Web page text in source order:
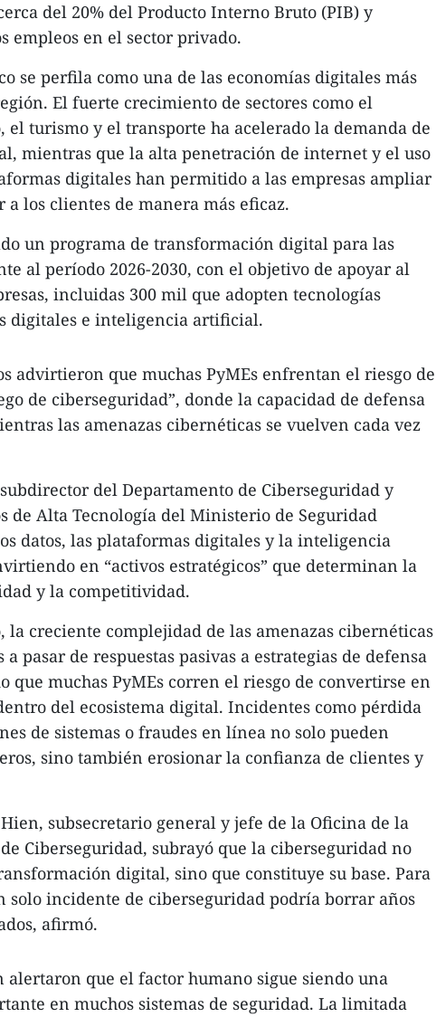
del 20% del Producto Interno Bruto (PIB) y
empleos en el sector privado.​
se perfila como una de las economías digitales más
El fuerte crecimiento de sectores como el
el turismo y el transporte ha acelerado la demanda de
mientras que la alta penetración de internet y el uso
digitales han permitido a las empresas ampliar
a los clientes de manera más eficaz.​
un programa de transformación digital para las
al período 2026-2030, con el objetivo de apoyar al
incluidas 300 mil que adopten tecnologías
digitales e inteligencia artificial.​
advirtieron que muchas PyMEs enfrentan el riesgo de
de ciberseguridad”, donde la capacidad de defensa
las amenazas cibernéticas se vuelven cada vez
del Departamento de Ciberseguridad y
de Alta Tecnología del Ministerio de Seguridad
datos, las plataformas digitales y la inteligencia
en “activos estratégicos” que determinan la
y la competitividad.​
la creciente complejidad de las amenazas cibernéticas
a pasar de respuestas pasivas a estrategias de defensa
que muchas PyMEs corren el riesgo de convertirse en
del ecosistema digital. Incidentes como pérdida
de sistemas o fraudes en línea no solo pueden
sino también erosionar la confianza de clientes y
subsecretario general y jefe de la Oficina de la
Ciberseguridad, subrayó que la ciberseguridad no
digital, sino que constituye su base. Para
solo incidente de ciberseguridad podría borrar años
afirmó.​
alertaron que el factor humano sigue siendo una
en muchos sistemas de seguridad. La limitada